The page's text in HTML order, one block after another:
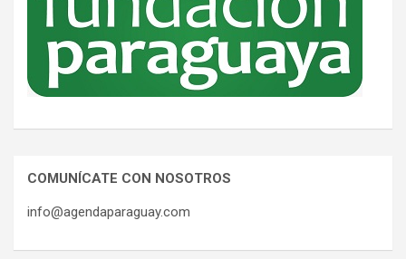
COMUNÍCATE CON NOSOTROS
info@agendaparaguay.com